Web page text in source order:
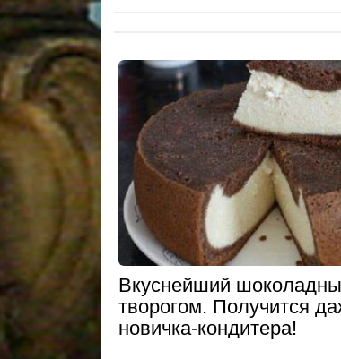
Вкуснейший
творогом. Получится
новичка-кондитера!